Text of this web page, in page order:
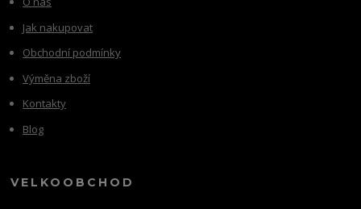
Jak nakupovat
Obchodní podmínky
Výměna zboží
Kontakty
Blog
VELKOOBCHOD